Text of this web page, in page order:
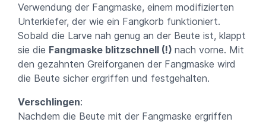
Verwendung der Fangmaske, einem modifizierten
Unterkiefer, der wie ein Fangkorb funktioniert.
Sobald die Larve nah genug an der Beute ist, klappt
sie die Fangmaske blitzschnell (!) nach vorne. Mit
den gezahnten Greiforganen der Fangmaske wird
die Beute sicher ergriffen und festgehalten.
Verschlingen:
Nachdem die Beute mit der Fangmaske ergriffen